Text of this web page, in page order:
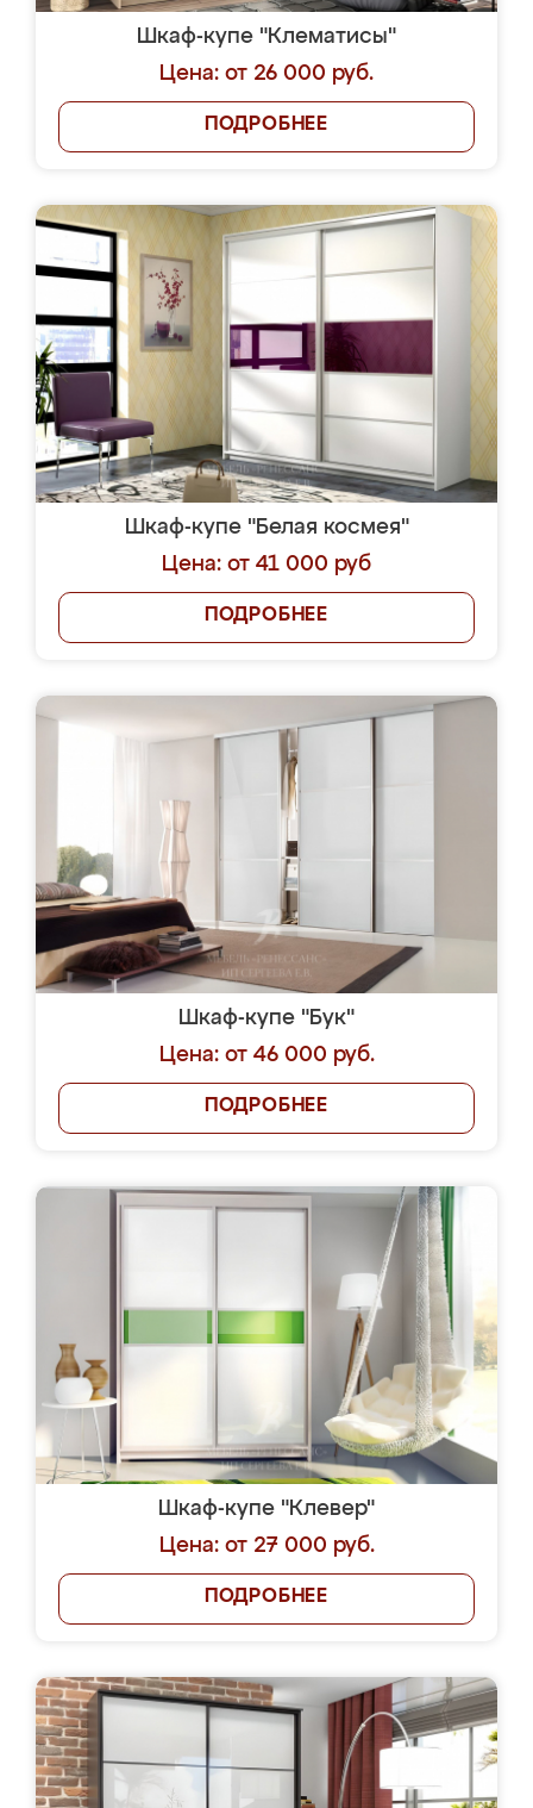
Шкаф-купе "Клематисы"
Цена: от 26 000 руб.
ПОДРОБНЕЕ
Шкаф-купе "Белая космея"
Цена: от 41 000 руб
ПОДРОБНЕЕ
Шкаф-купе "Бук"
Цена: от 46 000 руб.
ПОДРОБНЕЕ
Шкаф-купе "Клевер"
Цена: от 27 000 руб.
ПОДРОБНЕЕ